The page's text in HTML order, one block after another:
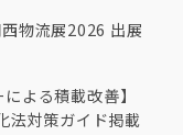
西物流展2026 出展
よる積載改善】
法対策ガイド掲載